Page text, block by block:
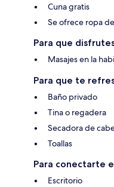
Cuna gratis
Se ofrece ropa
Para que
Masajes en la
Para que te
Baño privado
Tina o regadera
Secadora de
Toallas
Para conectarte
Escritorio